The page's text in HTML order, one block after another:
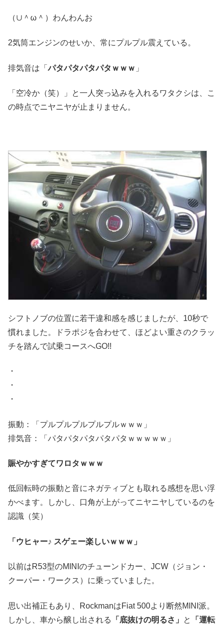
（∪＾ω＾）わんわんお
2気筒エンジンのせいか、常にプルプル震えている。
排気音は「パタパタパタパタｗｗｗ 」
「空冷か（笑）」と一人突っ込みを入れるワタクシは、こ
の時点でニヤニヤが止まりません。
シフトノブの位置に若干違和感を感じましたが、10秒で
慣れました。ドラポジを合わせて、ほどよい重さのクラッ
チを踏んで試乗コースへGO!!
・
・
・
振動：「プルプルプルプルプルｗｗｗ」
排気音：「パタパタパタパタパタｗｗｗｗｗ」
賑やかすぎてワロタｗｗｗ
低回転時の振動と音にネガティブとも取れる感想を思い浮
かべます。しかし、口角が上がってニヤニヤしているのを
認識（笑）
「ウヒャー♪ スゲェー楽しいｗｗｗ」
以前はR53型のMINIのチューンドカー、JCW（ジョン・
クーパー・ワークス）に乗っていました。
思い出補正もあり、RockmanはFiat 500より断然MINI派。
しかし、車から醸し出される
「底抜けの明るさ」 と
「運転